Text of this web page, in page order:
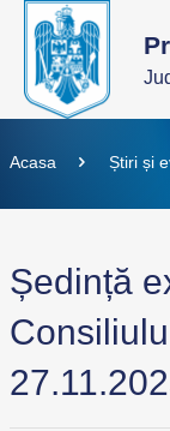
Acasa Știri și
Ședință